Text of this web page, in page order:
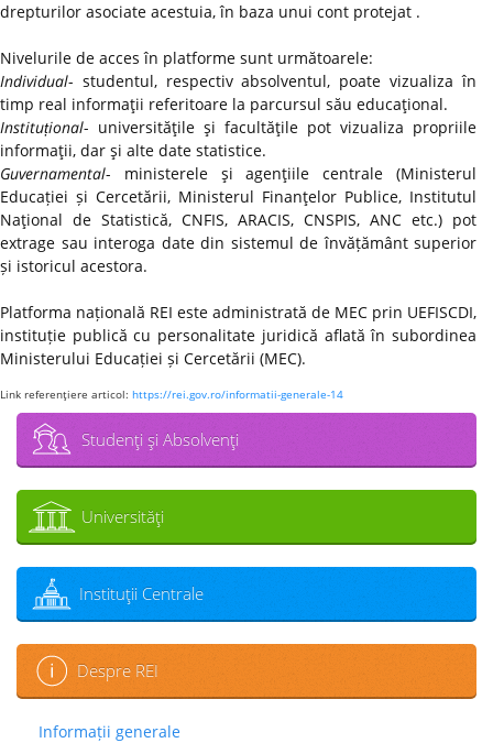
drepturilor asociate acestuia, în baza unui cont protejat .
Nivelurile de acces în platforme sunt următoarele:
Individual- studentul, respectiv absolventul, poate vizualiza în
timp real informaţii referitoare la parcursul său educaţional.
Instituțional- universităţile şi facultăţile pot vizualiza propriile
informaţii, dar şi alte date statistice.
Guvernamental- ministerele şi agenţiile centrale (Ministerul
Educației și Cercetării, Ministerul Finanţelor Publice, Institutul
Naţional de Statistică, CNFIS, ARACIS, CNSPIS, ANC etc.) pot
extrage sau interoga date din sistemul de învățământ superior
și istoricul acestora.
Platforma națională REI este administrată de MEC prin UEFISCDI,
instituție publică cu personalitate juridică aflată în subordinea
Ministerului Educației și Cercetării (MEC).
Link referenţiere articol: https://rei.gov.ro/informatii-generale-14
Studenţi şi Absolvenţi
Universităţi
Instituţii Centrale
Despre REI
Informații generale